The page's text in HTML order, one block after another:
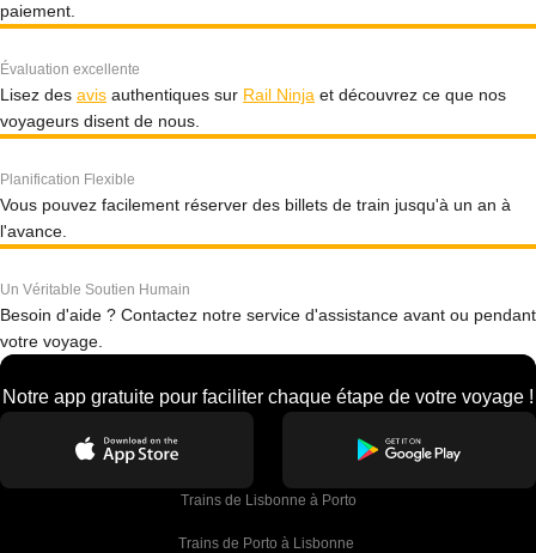
paiement.
Évaluation excellente
Lisez des avis authentiques sur Rail Ninja et découvrez ce que nos
voyageurs disent de nous.
Planification Flexible
Vous pouvez facilement réserver des billets de train jusqu'à un an à
l'avance.
Un Véritable Soutien Humain
Besoin d'aide ? Contactez notre service d'assistance avant ou pendant
votre voyage.
Notre app gratuite pour faciliter chaque étape de votre voyage !
Trains de Lisbonne à Porto
Trains de Porto à Lisbonne